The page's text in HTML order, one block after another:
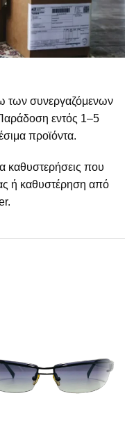
των συνεργαζόμενων
εντός 1–5
προϊόντα.
καθυστερήσεις που
ή καθυστέρηση από